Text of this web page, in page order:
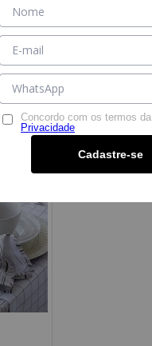
Concordo com os termos da
Privacidade
Cadastre-se